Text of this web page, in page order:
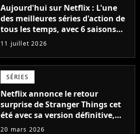
Aujourd'hui sur Netflix : L'une
des meilleures séries d'action de
tous les temps, avec 6 saisons
parfaites
11 juillet 2026
SÉRIES
Netflix annonce le retour
surprise de Stranger Things cet
été avec sa version définitive,
une décision historique
20 mars 2026